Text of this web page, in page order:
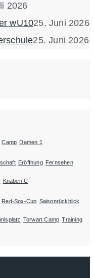
2026
wU1025. Juni 2026
25. Juni 2026
Camp Damen 1
Eröffnung Fernsehen
Knaben C
Red-Sox-Cup Saisonrückblick
Torwart Camp Training